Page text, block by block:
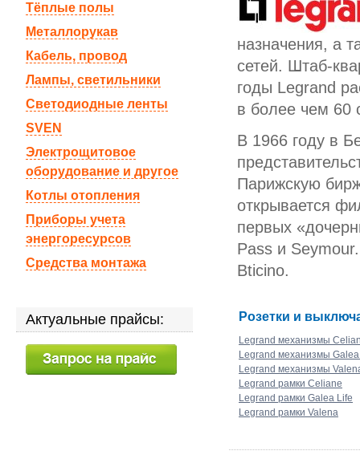
назначения, а
сетей. Штаб-
годы Legrand
в более чем 60
В 1966 году в
Парижскую
открывается
первых
Pass и
Bticino.
Розетки и
Legrand механизмы
Legrand механизмы
Legrand механизмы
Legrand рамки Celiane
Legrand рамки Galea Life
Legrand рамки Valena
Тёплые полы
Металлорукав
Кабель, провод
Лампы, светильники
Светодиодные ленты
SVEN
Электрощитовое
оборудование и другое
Котлы отопления
Приборы учета
энергоресурсов
Средства монтажа
Актуальные прайсы: